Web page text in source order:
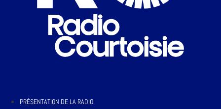
PRÉSENTATION DE LA RADIO